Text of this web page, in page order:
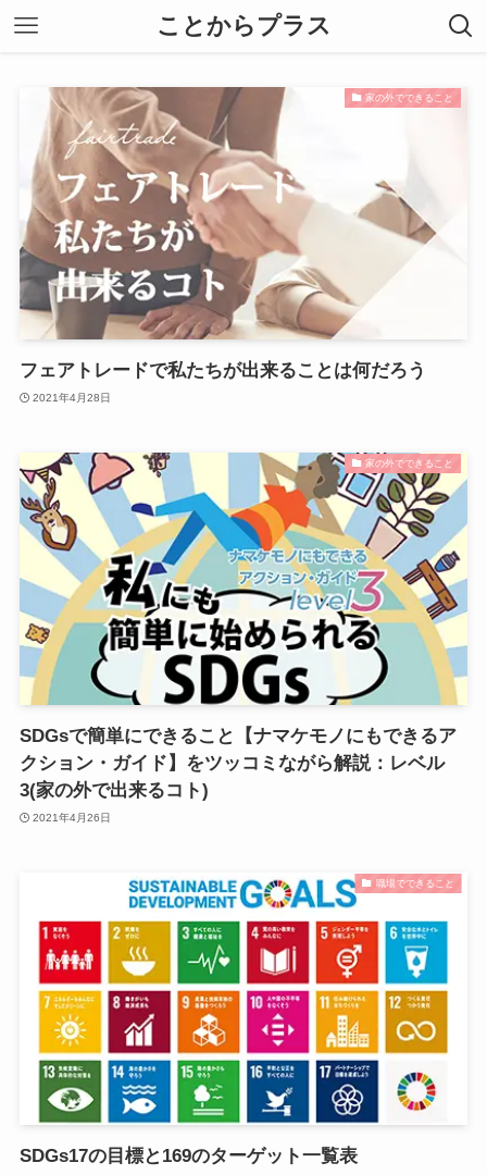
ことからプラス
家の外でできること
フェアトレードで私たちが出来ることは何だろう
2021年4月28日
家の外でできること
SDGsで簡単にできること【ナマケモノにもできるア
クション・ガイド】をツッコミながら解説：レベル
3(家の外で出来るコト)
2021年4月26日
職場でできること
SDGs17の目標と169のターゲット一覧表